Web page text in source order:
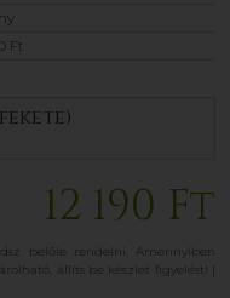
Ft
12 190 Ft
belőle rendelni. Amennyiben
állíts be készlet figyelést! [